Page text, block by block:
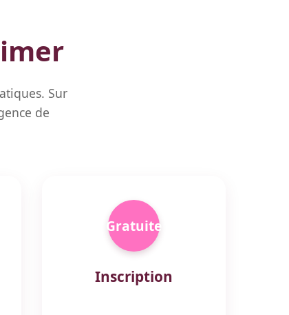
Sur
de
Gratuite
Inscription